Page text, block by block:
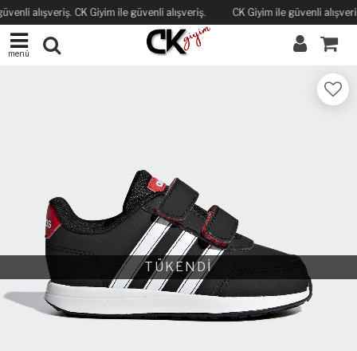
alışveriş. CK Giyim ile güvenli alışveriş. CK Giyim ile güvenli
menü
TÜKENDİ